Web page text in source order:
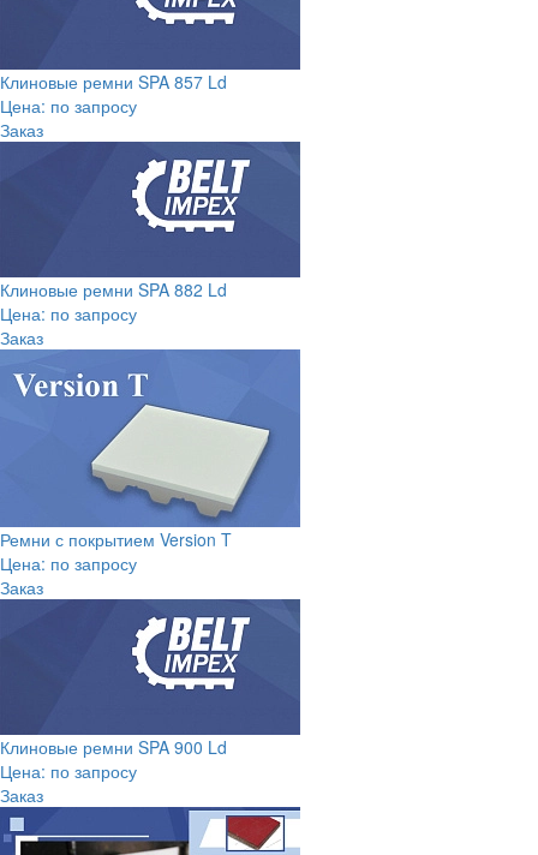
Клиновые ремни SPA 857 Ld
Цена: по запросу
Заказ
Клиновые ремни SPA 882 Ld
Цена: по запросу
Заказ
Ремни с покрытием Version T
Цена: по запросу
Заказ
Клиновые ремни SPA 900 Ld
Цена: по запросу
Заказ